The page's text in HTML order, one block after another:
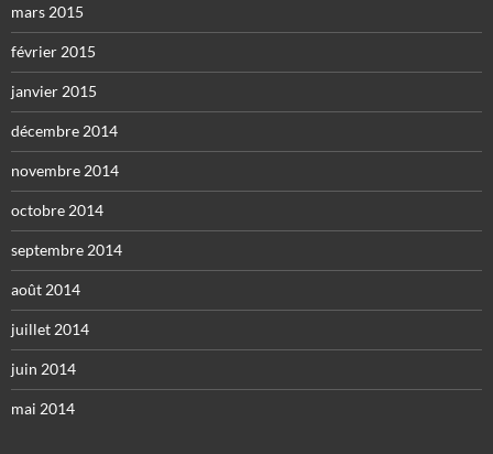
mars 2015
février 2015
janvier 2015
décembre 2014
novembre 2014
octobre 2014
septembre 2014
août 2014
juillet 2014
juin 2014
mai 2014